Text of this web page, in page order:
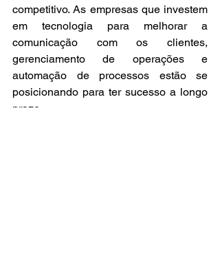
competitivo. As empresas que investem
em tecnologia para melhorar a
comunicação com os clientes,
gerenciamento de operações e
automação de processos estão se
posicionando para ter sucesso a longo
prazo.